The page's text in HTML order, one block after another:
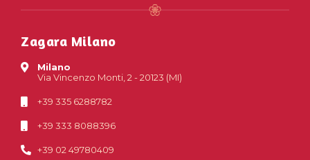
Zagara Milano
Milano
Via Vincenzo Monti, 2 - 20123 (MI)
+39 335 6288782
+39 333 8088396
+39 02 49780409